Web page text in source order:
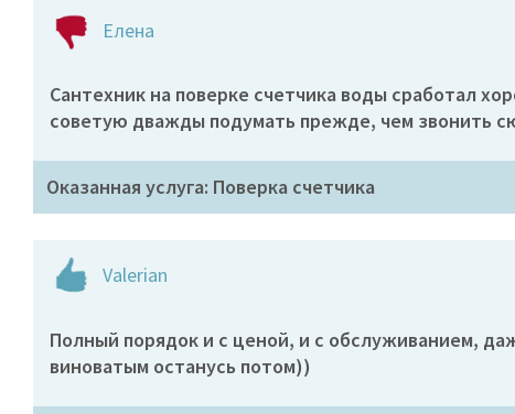
Елена
Сантехник на поверке счетчика воды сработал
советую дважды подумать прежде, чем звонить
Оказанная услуга: Поверка счетчика
Valerian
Полный порядок и с ценой, и с обслуживанием,
виноватым останусь потом))